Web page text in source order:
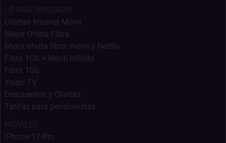
Ofertas Internet Móvil
Mejor Oferta Fibra
Mejor oferta fibra, móvil y Netflix
Fibra 1Gb + Móvil Infinito
Fibra 1Gb
Yoigo TV
Descuentos y Ofertas
Tarifas para pensionistas
iPhone 17 Pro